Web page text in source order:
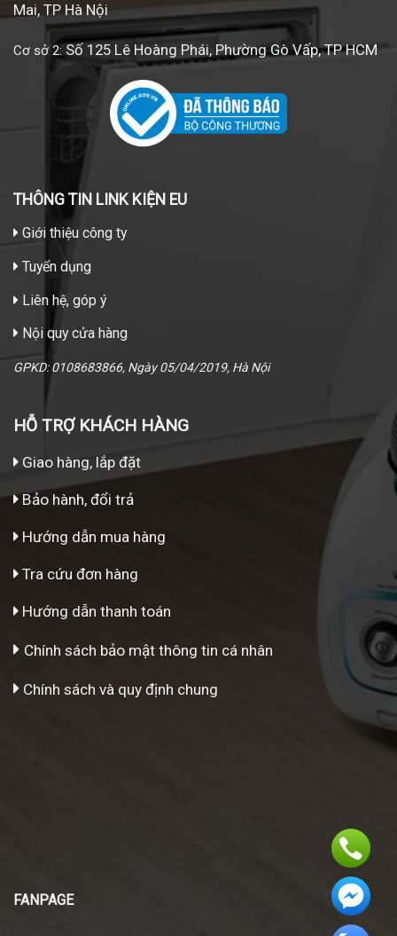
Mai, TP Hà Nội
Cơ sở 2: Số 125 Lê Hoàng Phái, Phường Gò Vấp, TP HCM
THÔNG TIN LINK KIỆN EU
Giới thiệu công ty
Tuyển dụng
Liên hệ, góp ý
Nội quy cửa hàng
GPKD: 0108683866, Ngày 05/04/2019, Hà Nội
HỖ TRỢ KHÁCH HÀNG
Giao hàng, lắp đặt
Bảo hành, đổi trả
Hướng dẫn mua hàng
Tra cứu đơn hàng
Hướng dẫn thanh toán
Chính sách bảo mật thông tin cá nhân
Chính sách và quy định chung
FANPAGE